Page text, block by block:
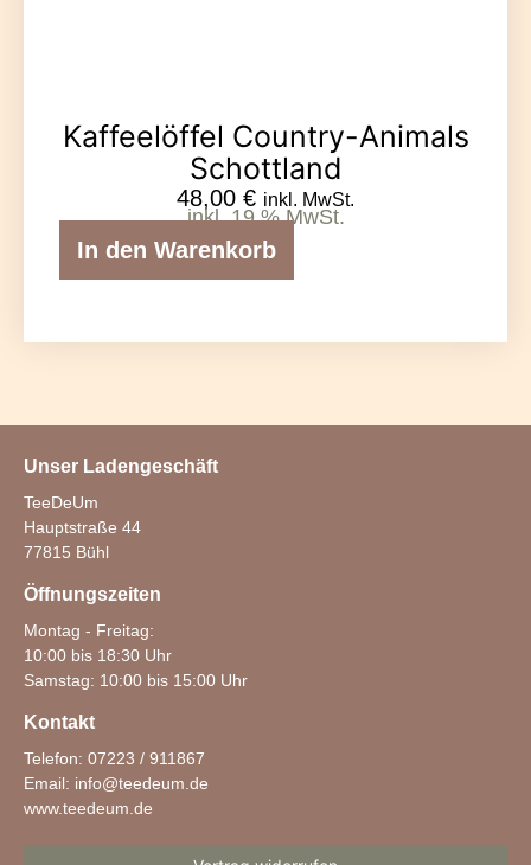
Kaffeelöffel Country-Animals
Schottland
48,00 € inkl. MwSt.
inkl. 19 % MwSt.
In den Warenkorb
Unser Ladengeschäft
TeeDeUm
Hauptstraße 44
77815 Bühl
Öffnungszeiten
Montag - Freitag:
10:00 bis 18:30 Uhr
Samstag: 10:00 bis 15:00 Uhr
Kontakt
Telefon: 07223 / 911867
Email: info@teedeum.de
www.teedeum.de